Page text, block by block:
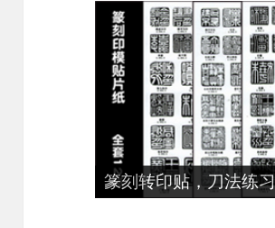
篆刻转印贴，刀法练